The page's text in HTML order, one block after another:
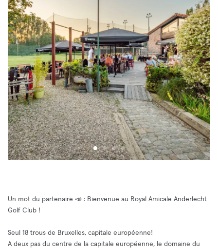
Un mot du partenaire 📣 : Bienvenue au Royal Amicale Anderlecht
Golf Club !
Seul 18 trous de Bruxelles, capitale européenne!
A deux pas du centre de la capitale européenne, le domaine du